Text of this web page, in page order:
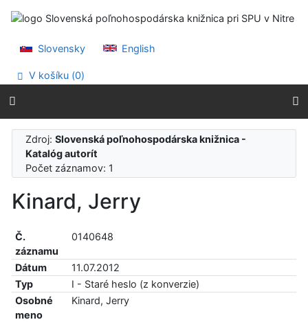
Prejsť na menu
Slovensky
English
V košíku (0)
Zdroj:Slovenská poľnohospodárska knižnica -
Katalóg autorít
Počet záznamov: 1
Kinard, Jerry
Č.
záznamu
0140648
Dátum
11.07.2012
Typ
I - Staré heslo (z konverzie)
Osobné
meno
Kinard, Jerry